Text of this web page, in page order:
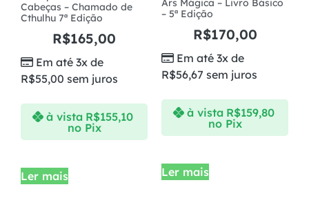
Cabeças – Chamado de
Cthulhu 7ª Edição
R$165,00
Em até 3x de
R$55,00 sem juros
à vista R$155,10
no Pix
Ler mais
Ars Mágica – Livro Básico
– 5ª Edição
R$170,00
Em até 3x de
R$56,67 sem juros
à vista R$159,80
no Pix
Ler mais